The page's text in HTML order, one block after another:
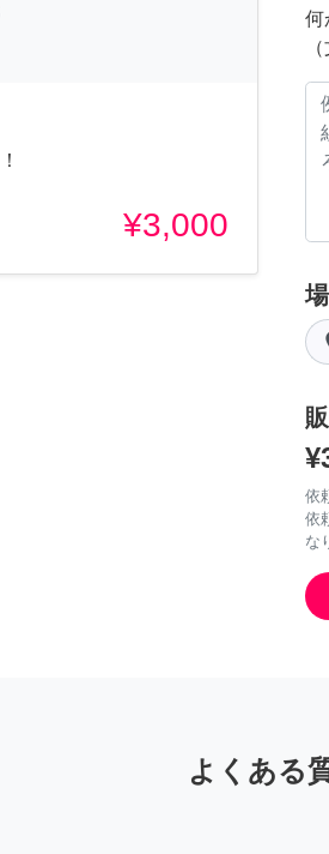
¥3,000
何
依
依
な
よくある